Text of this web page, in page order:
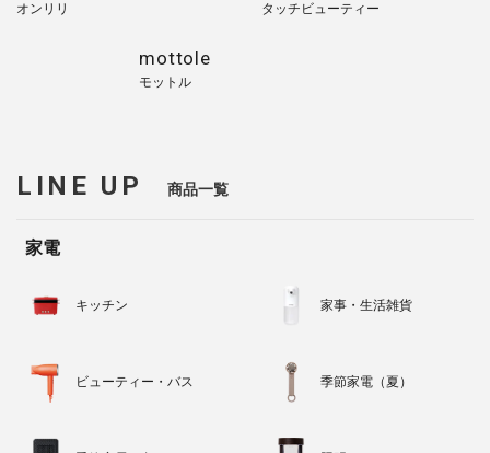
オンリリ タッチビューティー
mottole
モットル
LINE UP 商品一覧
家電
キッチン 家事・生活雑貨
ビューティー・バス 季節家電（夏）